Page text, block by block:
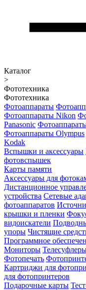
Каталог
>
Фототехника
Фототехника
Фотоаппараты
Фотоаппараты Nikon
Panasonic
Фотоаппараты Olympus
Kodak
Вспышки и аксессуары
фотовспышек
Карты памяти
Аксессуары для
Дистанционное
устройства Сетевые
фотоаппаратов
крышки и пленки
видоискатели
упоры Чистящие
Программное
Мониторы
Фотопечать
Картриджи для
для фотопринтеров
Подарочные карты